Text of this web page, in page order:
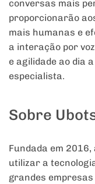
conversas mais
proporcionarão
mais humanas e
a interação por
e agilidade ao dia
especialista.
Sobre
Fundada em
utilizar a
grandes